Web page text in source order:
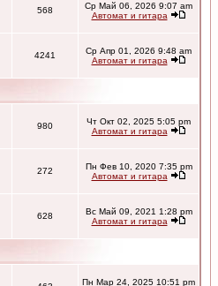
568
Ср Май 06, 2026 9:07 am
Автомат и гитара
4241
Ср Апр 01, 2026 9:48 am
Автомат и гитара
980
Чт Окт 02, 2025 5:05 pm
Автомат и гитара
272
Пн Фев 10, 2020 7:35 pm
Автомат и гитара
628
Вс Май 09, 2021 1:28 pm
Автомат и гитара
Пн Мар 24, 2025 10:51 pm